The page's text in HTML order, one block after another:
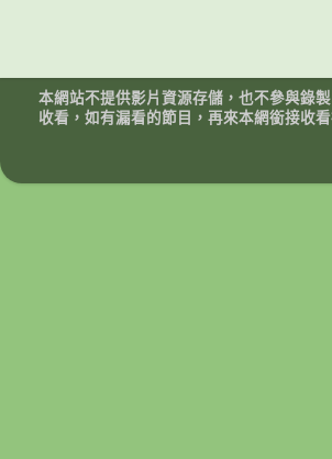
本網站不提供影片資源存儲，也不參與錄
收看，如有漏看的節目，再來本網銜接收看